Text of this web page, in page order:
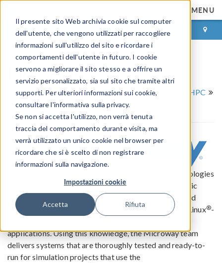
Il presente sito Web archivia cookie sul computer
dell'utente, che vengono utilizzati per raccogliere
informazioni sull'utilizzo del sito e ricordare i
comportamenti dell'utente in futuro. I cookie
servono a migliorare il sito stesso e a offrire un
servizio personalizzato, sia sul sito che tramite altri
supporti. Per ulteriori informazioni sui cookie,
consultare l'informativa sulla privacy.
Se non si accetta l'utilizzo, non verrà tenuta
traccia del comportamento durante visita, ma
verrà utilizzato un unico cookie nel browser per
ricordare che si è scelto di non registrare
informazioni sulla navigazione.
Impostazioni cookie
Accetta Rifiuta
MENU
ACCEDI CONTACT
Microway
Partner e Consulenti Certificati COMSOL
Partner HPC
Microway
Microway utilizes the latest high-performance technologies
to generate technical solutions tailored to your specific
needs. Since its founding in 1982, Microway has gained
expertise in optimization and system integration for Linux®-
applications. Using this knowledge, the Microway team
delivers systems that are thoroughly tested and ready-to-
run for simulation projects that use the